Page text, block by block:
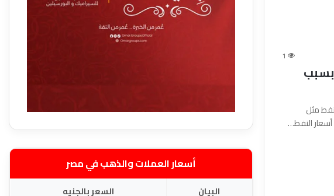
1
بسبب
نفط مثل
النفط…
أسعار العملات والذهب في مصر
البيان
السعر بالجنيه